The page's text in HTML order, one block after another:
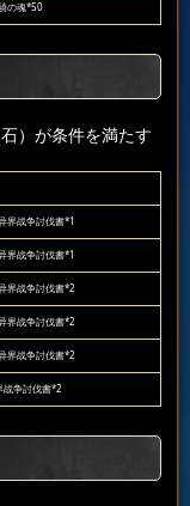
の魂*50
）が条件を満たす
界战争討伐書*1
界战争討伐書*1
界战争討伐書*2
界战争討伐書*2
界战争討伐書*2
战争討伐書*2